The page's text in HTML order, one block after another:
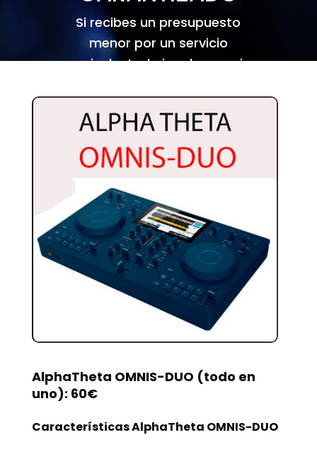
Si recibes un presupuesto
menor por un servicio
equivalente, lo igualamos sin
AlphaTheta OMNIS-DUO (todo en
uno): 60€
Características AlphaTheta OMNIS-DUO